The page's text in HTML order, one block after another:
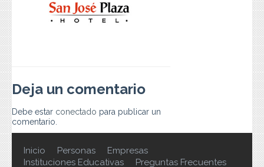
Deja un comentario
Debe estar conectado para publicar un
comentario.
Inicio Personas
Empresas
Instituciones Educativas
Preguntas Frecuentes